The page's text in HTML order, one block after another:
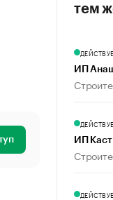
тем
ИП
ИП